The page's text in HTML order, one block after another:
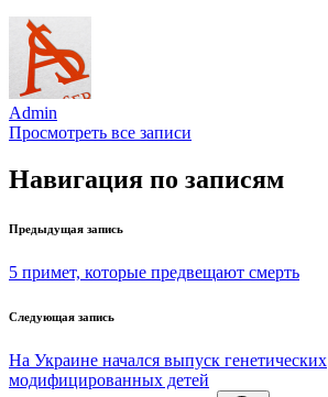
Admin
Просмотреть все записи
Навигация по записям
Предыдущая запись
5 примет, которые предвещают смерть
Следующая запись
На Украине начался выпуск генетических
модифицированных детей